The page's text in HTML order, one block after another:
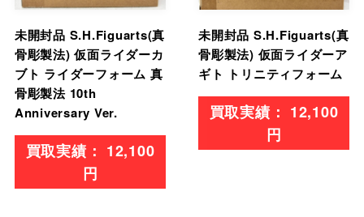
未開封品 S.H.Figuarts(真
骨彫製法) 仮面ライダーカ
ブト ライダーフォーム 真
骨彫製法 10th
Anniversary Ver.
12,100
円
未開封品 S.H.Figuarts(真
骨彫製法) 仮面ライダーア
ギト トリニティフォーム
12,100
円